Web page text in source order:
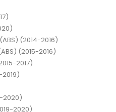
(2014-2016)
(2015-2016)
2017)
2019)
2020)
2020)